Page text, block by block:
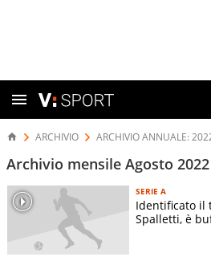
ARCHIVIO ARCHIVIO ANNUALE:
Archivio mensile Agosto
SERIE A
Identificato il
Spalletti, è